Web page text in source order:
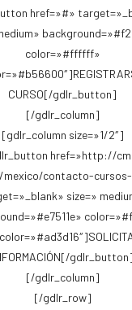
href=»#»
color=»#ffffff»
CURSO[/gdlr_button]
[/gdlr_column]
[gdlr_column size=»1/2″]
href=»http://
mexico/contacto-
size=»
gdlr_button]
[/gdlr_column]
[/gdlr_row]